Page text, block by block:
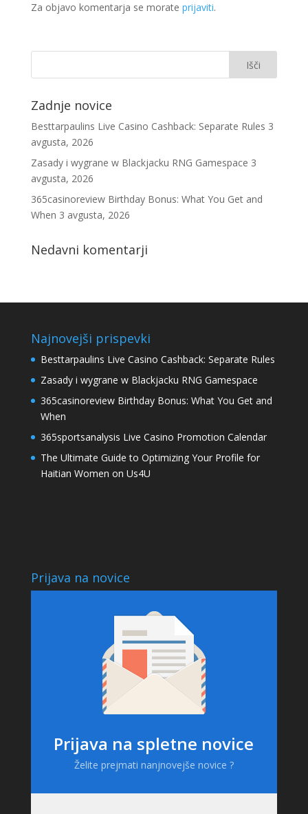
Za objavo komentarja se morate prijaviti.
Zadnje novice
Besttarpaulins Live Casino Cashback: Separate Rules 3
avgusta, 2026
Zasady i wygrane w Blackjacku RNG Gamespace 3
avgusta, 2026
365casinoreview Birthday Bonus: What You Get and
When 3 avgusta, 2026
Nedavni komentarji
Najnovejši prispevki
Besttarpaulins Live Casino Cashback: Separate Rules
Zasady i wygrane w Blackjacku RNG Gamespace
365casinoreview Birthday Bonus: What You Get and
When
365sportsanalysis Live Casino Promotion Calendar
The Ultimate Guide to Optimizing Your Profile for
Haitian Women on Us4U
Prijava na novice
Prijava na spletne novice
Želite prejmati nanjnovejše novice ?